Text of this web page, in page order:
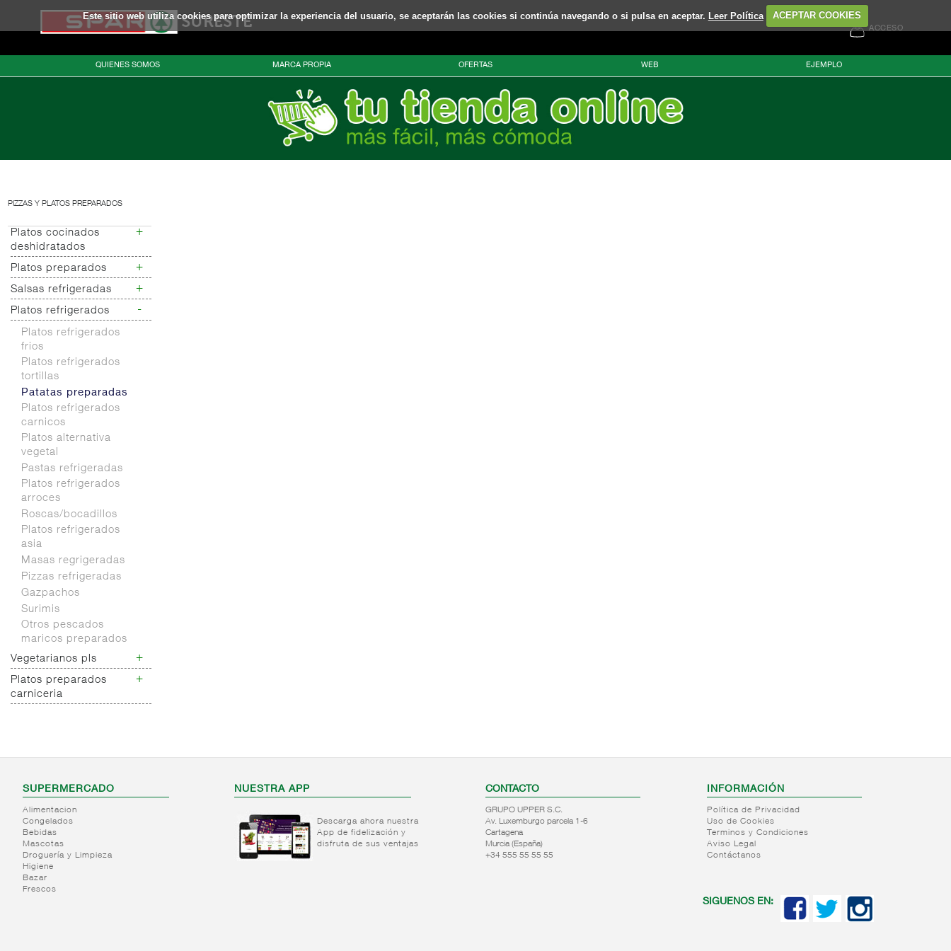
Este sitio web utiliza cookies para optimizar la experiencia del usuario, se aceptarán las cookies si continúa navegando o si pulsa en aceptar. Leer Política ACEPTAR COOKIES
ACCESO
QUIENES SOMOS MARCA PROPIA OFERTAS WEB EJEMPLO
PIZZAS Y PLATOS PREPARADOS
Platos cocinados
deshidratados
+
Platos pasta
deshidratados
Otros platos
cocinados
deshidratados
Platos preparados +
Platos preparados
base legumbres
Platos preparados
base carne
Platos preparados
base pasta
Platos preparados
base arroz
Platos preparados
verdura
Platos preparados
pescado
Ensaladas
preparadas
Salsas refrigeradas +
Salsas refrigeradas
frias
Salsa refrigeradas
cocina
Platos refrigerados -
Platos refrigerados
frios
Platos refrigerados
tortillas
Patatas preparadas
Platos refrigerados
carnicos
Platos alternativa
vegetal
Pastas refrigeradas
Platos refrigerados
arroces
Roscas/bocadillos
Platos refrigerados
asia
Masas regrigeradas
Pizzas refrigeradas
Gazpachos
Surimis
Otros pescados
maricos preparados
Vegetarianos pls
+
Vegetarianos pls
Platos preparados
carniceria
+
SUPERMERCADO
Alimentacion
Congelados
Bebidas
Mascotas
Droguería y Limpieza
Higiene
Bazar
Frescos
NUESTRA APP
Descarga ahora nuestra
App de fidelización y
disfruta de sus ventajas
CONTACTO
GRUPO UPPER S.C.
Av. Luxemburgo parcela 1-6
Cartagena
Murcia (España)
+34 555 55 55 55
INFORMACIÓN
Política de Privacidad
Uso de Cookies
Terminos y Condiciones
Aviso Legal
Contáctanos
SIGUENOS EN: